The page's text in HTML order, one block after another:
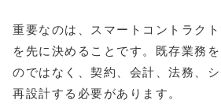
重要なのは、スマートコントラク
を先に決めることです。既存業務
のではなく、契約、会計、法務、
再設計する必要があります。